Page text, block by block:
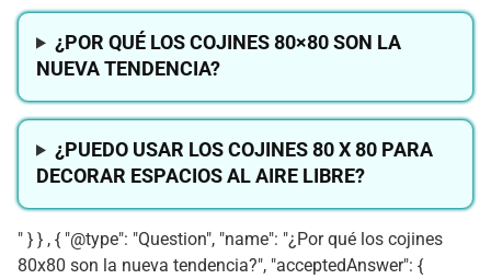
¿POR QUÉ LOS COJINES 80×80 SON LA
NUEVA TENDENCIA?
¿PUEDO USAR LOS COJINES 80 X 80 PARA
DECORAR ESPACIOS AL AIRE LIBRE?
" } } , { "@type": "Question", "name": "¿Por qué los cojines
80x80 son la nueva tendencia?", "acceptedAnswer": {